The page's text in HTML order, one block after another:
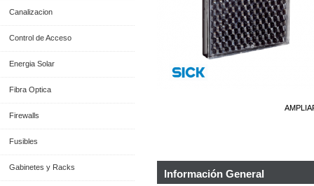
Canalizacion
Control de Acceso
Energia Solar
Fibra Optica
Firewalls
Fusibles
Gabinetes y Racks
Información General